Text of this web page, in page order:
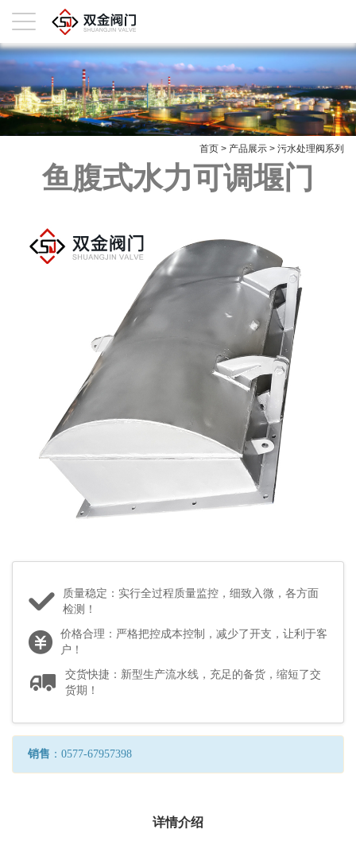
首页 > 产品展示 > 污水处理阀系列
鱼腹式水力可调堰门
质量稳定：实行全过程质量监控，细致入微，各方面
检测！
价格合理：严格把控成本控制，减少了开支，让利于客
户！
交货快捷：新型生产流水线，充足的备货，缩短了交
货期！
销售 ：0577-67957398
详情介绍